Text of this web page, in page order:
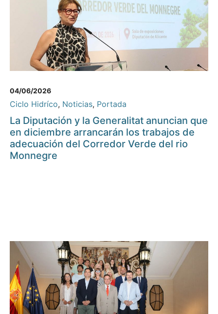
04/06/2026
Ciclo Hidríco, Noticias, Portada
La Diputación y la Generalitat anuncian que
en diciembre arrancarán los trabajos de
adecuación del Corredor Verde del rio
Monnegre